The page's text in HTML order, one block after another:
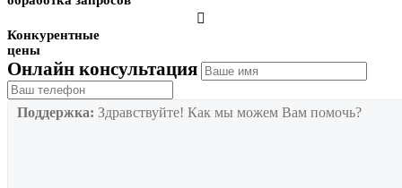

Конкурентные
цены
Онлайн консультация
Поддержка: Здравствуйте! Как мы можем Вам помочь?